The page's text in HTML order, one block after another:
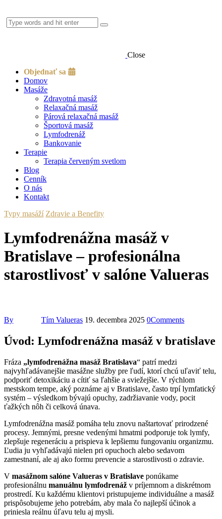
Close
Objednať sa
Domov
Masáže
Zdravotná masáž
Relaxačná masáž
Párová relaxačná masáž
Športová masáž
Lymfodrenáž
Bankovanie
Terapie
Terapia červeným svetlom
Blog
Cenník
O nás
Kontakt
Typy masáží Zdravie a Benefity
Lymfodrenážna masáž v
Bratislave – profesionálna
starostlivosť v salóne Valueras
By Tím Valueras 19. decembra 2025 0Comments
Úvod: Lymfodrenážna masáž v bratislave
Fráza „lymfodrenážna masáž Bratislava“ patrí medzi
najvyhľadávanejšie masážne služby pre ľudí, ktorí chcú uľaviť telu,
podporiť detoxikáciu a cítiť sa ľahšie a sviežejšie. V rýchlom
mestskom tempe, aký poznáme aj v Bratislave, často trpí lymfatický
systém – výsledkom bývajú opuchy, zadržiavanie vody, pocit
ťažkých nôh či celková únava.
Lymfodrenážna masáž pomáha telu znovu naštartovať prirodzené
procesy. Jemnými, presne vedenými hmatmi podporuje tok lymfy,
zlepšuje regeneráciu a prispieva k lepšiemu fungovaniu organizmu.
Ľudia ju vyhľadávajú nielen pri opuchoch alebo sedavom
zamestnaní, ale aj ako formu prevencie a starostlivosti o zdravie.
V masážnom salóne Valueras v Bratislave ponúkame
profesionálnu manuálnu lymfodrenáž v príjemnom a diskrétnom
prostredí. Ku každému klientovi pristupujeme individuálne a masáž
prispôsobujeme jeho potrebám, aby mala čo najlepší účinok a
priniesla reálnu úľavu telu aj mysli.